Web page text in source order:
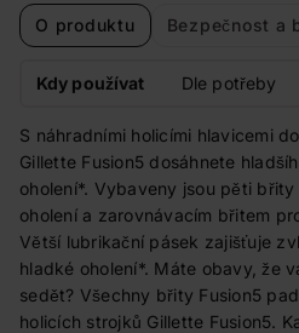
O produktu Bezpečnost a
Kdy používat Dle potřeby
S náhradními holicími hlavicemi
Gillette Fusion5 dosáhnete
oholení*. Vybaveny jsou pěti
oholení a zarovnávacím břitem
Větší lubrikační pásek zajišťuje
hladké oholení*. Máte obavy, že
sedět? Všechny břity Fusion5
holicích strojků Gillette Fusion5.